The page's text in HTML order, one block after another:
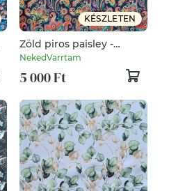
KÉSZLETEN
Zöld piros paisley -
vízhatlan gyöngyvászon
NekedVarrtam
5 000 Ft